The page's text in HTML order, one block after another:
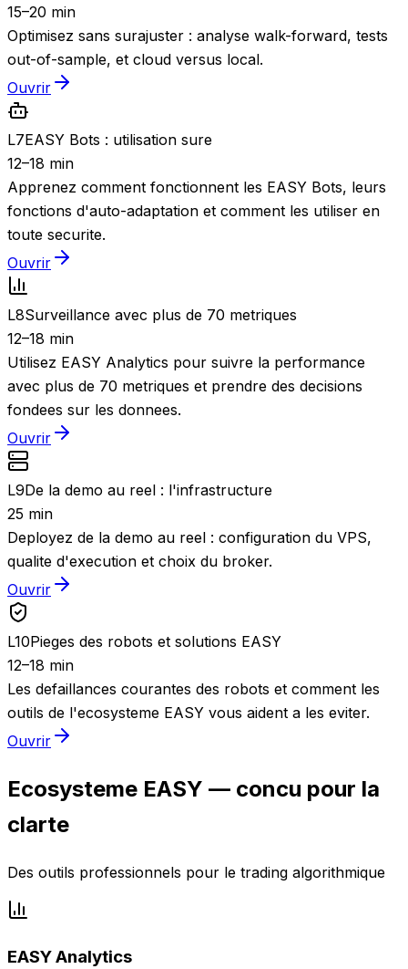
15–20 min
Optimisez sans surajuster : analyse walk-forward, tests
out-of-sample, et cloud versus local.
Ouvrir
L7EASY Bots : utilisation sure
12–18 min
Apprenez comment fonctionnent les EASY Bots, leurs
fonctions d'auto-adaptation et comment les utiliser en
toute securite.
Ouvrir
L8Surveillance avec plus de 70 metriques
12–18 min
Utilisez EASY Analytics pour suivre la performance
avec plus de 70 metriques et prendre des decisions
fondees sur les donnees.
Ouvrir
L9De la demo au reel : l'infrastructure
25 min
Deployez de la demo au reel : configuration du VPS,
qualite d'execution et choix du broker.
Ouvrir
L10Pieges des robots et solutions EASY
12–18 min
Les defaillances courantes des robots et comment les
outils de l'ecosysteme EASY vous aident a les eviter.
Ouvrir
Ecosysteme EASY — concu pour la
clarte
Des outils professionnels pour le trading algorithmique
EASY Analytics